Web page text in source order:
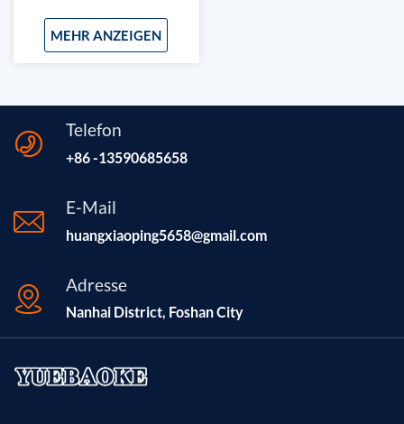
MEHR ANZEIGEN
Telefon
+86 -13590685658
E-Mail
huangxiaoping5658@gmail.com
Adresse
Nanhai District, Foshan City